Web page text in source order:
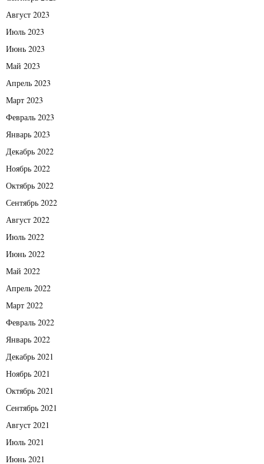
Август 2023
Июль 2023
Июнь 2023
Май 2023
Апрель 2023
Март 2023
Февраль 2023
Январь 2023
Декабрь 2022
Ноябрь 2022
Октябрь 2022
Сентябрь 2022
Август 2022
Июль 2022
Июнь 2022
Май 2022
Апрель 2022
Март 2022
Февраль 2022
Январь 2022
Декабрь 2021
Ноябрь 2021
Октябрь 2021
Сентябрь 2021
Август 2021
Июль 2021
Июнь 2021